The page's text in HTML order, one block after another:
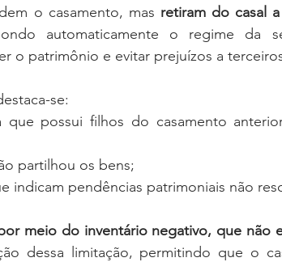
o casamento, mas retiram do casal
automaticamente o regime da
o patrimônio e evitar prejuízos a
se:
que possui filhos do casamento
partilhou os bens;
indicam pendências patrimoniais não
meio do inventário negativo, que não
dessa limitação, permitindo que o